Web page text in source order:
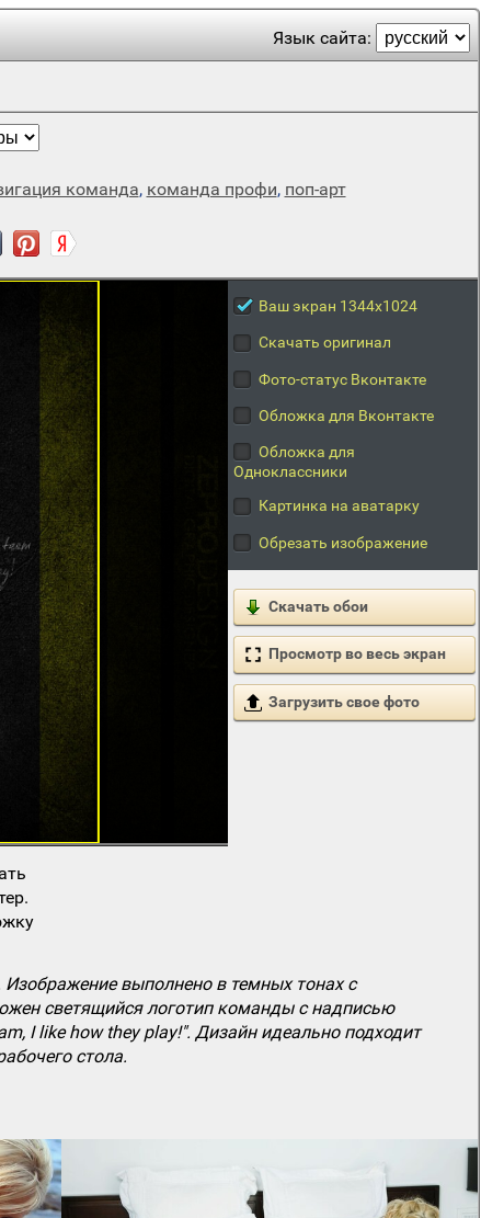
Язык сайта:
команда, команда профи, поп-арт
Ваш экран 1344x1024
Скачать оригинал
Фото-статус Вконтакте
Обложка для Вконтакте
Обложка для
Одноклассники
Картинка на аватарку
Обрезать изображение
Скачать обои
Просмотр во весь экран
Загрузить свое фото
выполнено в темных тонах с
светящийся логотип команды с надписью
I like how they play!". Дизайн идеально подходит
стола.